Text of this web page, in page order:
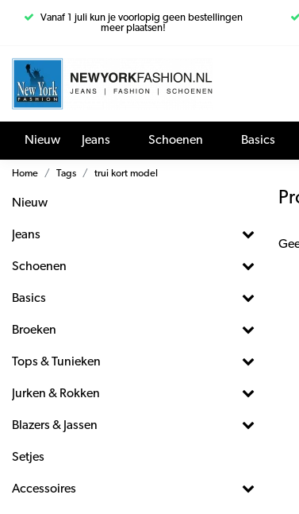
Vanaf 1 juli kun je voorlopig geen bestellingen
meer plaatsen!
Nieuw Jeans Schoenen Basics
Home Tags trui kort model
Nieuw
Jeans
Schoenen
Basics
Broeken
Tops & Tunieken
Jurken & Rokken
Blazers & Jassen
Setjes
Accessoires